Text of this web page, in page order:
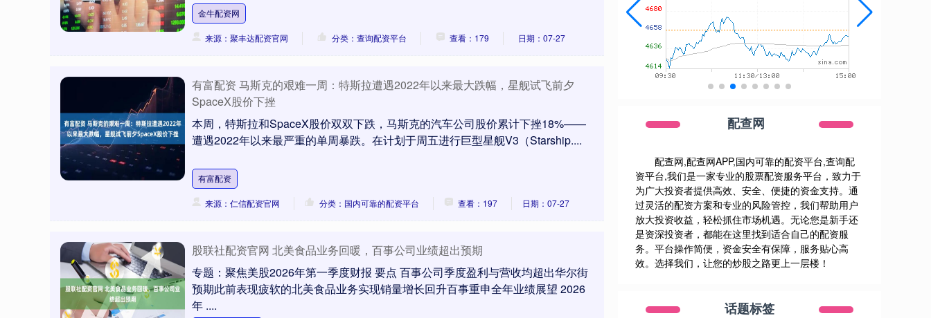
金牛配资网
来源：聚丰达配资官网 分类：查询配资平台 查看：179 日期：07-27
有富配资 马斯克的艰难一周：特斯拉遭遇2022年以来最大跌幅，星舰试飞前夕
SpaceX股价下挫
本周，特斯拉和SpaceX股价双双下跌，马斯克的汽车公司股价累计下挫18%——
遭遇2022年以来最严重的单周暴跌。在计划于周五进行巨型星舰V3（Starship....
有富配资
来源：仁信配资官网 分类：国内可靠的配资平台 查看：197 日期：07-27
股联社配资官网 北美食品业务回暖，百事公司业绩超出预期
专题：聚焦美股2026年第一季度财报 要点 百事公司季度盈利与营收均超出华尔街
预期此前表现疲软的北美食品业务实现销量增长回升百事重申全年业绩展望 2026
年 ....
配查网
配查网,配查网APP,国内可靠的配资平台,查询配
资平台,我们是一家专业的股票配资服务平台，致力于
为广大投资者提供高效、安全、便捷的资金支持。通
过灵活的配资方案和专业的风险管控，我们帮助用户
放大投资收益，轻松抓住市场机遇。无论您是新手还
是资深投资者，都能在这里找到适合自己的配资服
务。平台操作简便，资金安全有保障，服务贴心高
效。选择我们，让您的炒股之路更上一层楼！
话题标签